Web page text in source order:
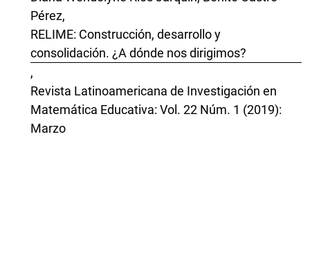
Pérez,
RELIME: Construcción, desarrollo y
consolidación. ¿A dónde nos dirigimos?
,
Revista Latinoamericana de Investigación en
Matemática Educativa: Vol. 22 Núm. 1 (2019):
Marzo